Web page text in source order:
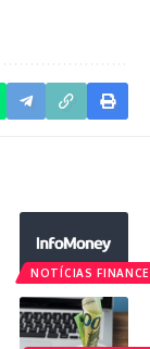
NOTÍCIAS